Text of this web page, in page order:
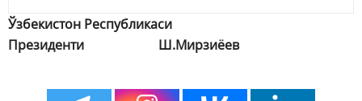
Ўзбекистон Республикаси
Президенти Ш.Мирзиёев